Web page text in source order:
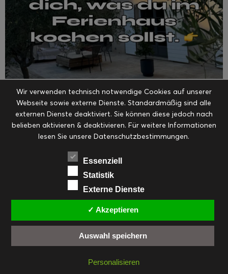
Wir verwenden technisch notwendige Cookies auf unserer
Webseite sowie externe Dienste. Standardmäßig sind alle
externen Dienste deaktiviert. Sie können diese jedoch nach
belieben aktivieren & deaktivieren. Für weitere Informationen
lesen Sie unsere Datenschutzbestimmungen.
Essenziell
Statistik
Externe Dienste
✓ Akzeptieren
Auswahl speichern
Personalisieren